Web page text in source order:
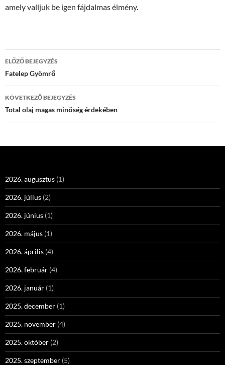
amely valljuk be igen fájdalmas élmény.
Bejegyzés
navigáció
ELŐZŐ BEJEGYZÉS
Fatelep Gyömrő
KÖVETKEZŐ BEJEGYZÉS
Total olaj magas minőség érdekében
2026. augusztus (1)
2026. július (2)
2026. június (1)
2026. május (1)
2026. április (4)
2026. február (4)
2026. január (1)
2025. december (1)
2025. november (4)
2025. október (2)
2025. szeptember (5)